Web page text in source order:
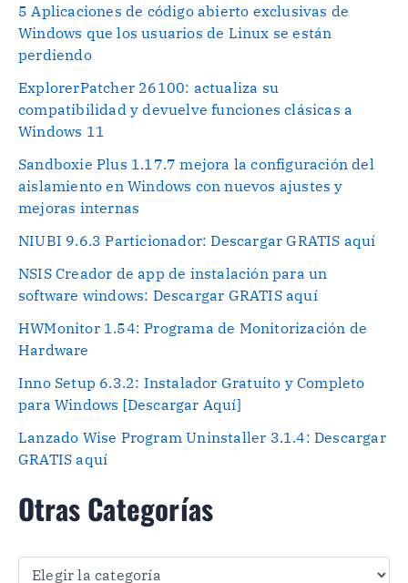
5 Aplicaciones de código abierto exclusivas de
Windows que los usuarios de Linux se están
perdiendo
ExplorerPatcher 26100: actualiza su
compatibilidad y devuelve funciones clásicas a
Windows 11
Sandboxie Plus 1.17.7 mejora la configuración del
aislamiento en Windows con nuevos ajustes y
mejoras internas
NIUBI 9.6.3 Particionador: Descargar GRATIS aquí
NSIS Creador de app de instalación para un
software windows: Descargar GRATIS aquí
HWMonitor 1.54: Programa de Monitorización de
Hardware
Inno Setup 6.3.2: Instalador Gratuito y Completo
para Windows [Descargar Aquí]
Lanzado Wise Program Uninstaller 3.1.4: Descargar
GRATIS aquí
Otras Categorías
O